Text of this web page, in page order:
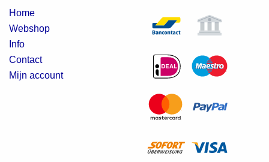
Home
Webshop
Info
Contact
Mijn account